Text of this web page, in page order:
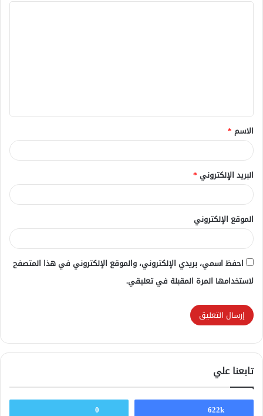
ق
*
الاسم *
البريد الإلكتروني *
الموقع الإلكتروني
احفظ اسمي، بريدي الإلكتروني، والموقع الإلكتروني في هذا المتصفح
لاستخدامها المرة المقبلة في تعليقي.
تابعنا علي
622k
0